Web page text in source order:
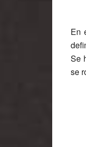
En
Se
se